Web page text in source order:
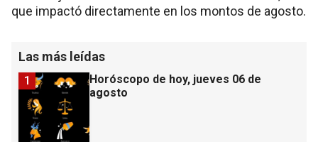
que impactó directamente en los montos de agosto.
Las más leídas
Horóscopo de hoy, jueves 06 de
agosto
1